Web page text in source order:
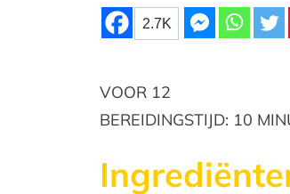
2.7K
VOOR 12
BEREIDINGSTIJD: 10